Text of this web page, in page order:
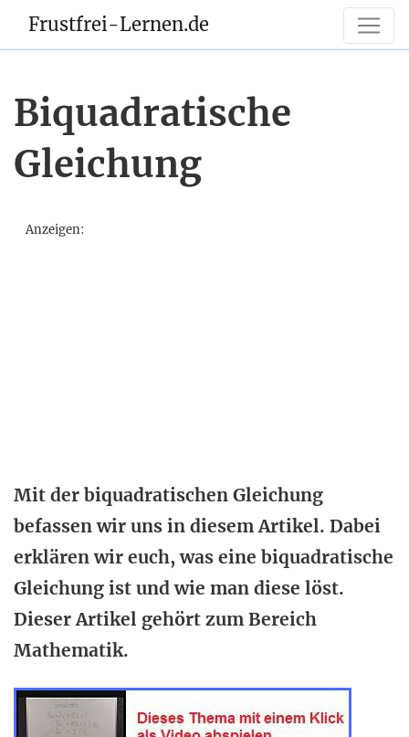
Frustfrei-Lernen.de
Biquadratische
Gleichung
Anzeigen:
Mit der biquadratischen Gleichung
befassen wir uns in diesem Artikel. Dabei
erklären wir euch, was eine biquadratische
Gleichung ist und wie man diese löst.
Dieser Artikel gehört zum Bereich
Mathematik.